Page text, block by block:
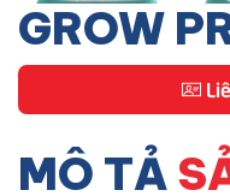
GROW
MÔ TẢ